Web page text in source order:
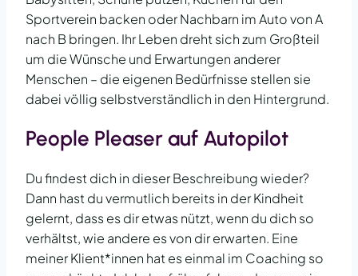
Sportverein backen oder Nachbarn im Auto von A
nach B bringen. Ihr Leben dreht sich zum Großteil
um die Wünsche und Erwartungen anderer
Menschen – die eigenen Bedürfnisse stellen sie
dabei völlig selbstverständlich in den Hintergrund.
People Pleaser auf Autopilot
Du findest dich in dieser Beschreibung wieder?
Dann hast du vermutlich bereits in der Kindheit
gelernt, dass es dir etwas nützt, wenn du dich so
verhältst, wie andere es von dir erwarten. Eine
meiner Klient*innen hat es einmal im Coaching so